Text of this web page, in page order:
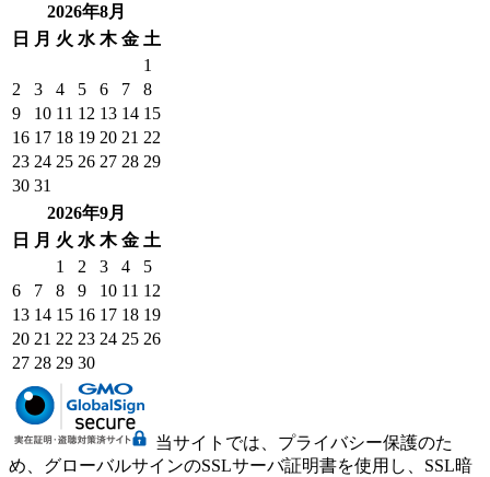
2026年8月
日
月 火 水 木 金 土
1
2
3 4 5 6 7
8
9
10 11 12 13 14 15
16 17 18 19 20 21 22
23 24 25 26 27 28 29
30 31
2026年9月
日
月 火 水 木 金 土
1
2 3 4
5
6
7 8 9 10 11 12
13 14 15 16 17 18 19
20 21 22 23 24 25 26
27 28 29 30
当サイトでは、プライバシー保護のた
め、グローバルサインのSSLサーバ証明書を使用し、SSL暗